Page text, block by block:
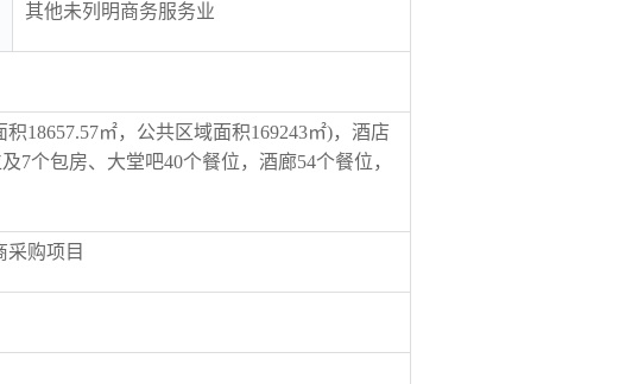
其他未列明商务服务业
18657.57㎡，公共区域面积169243㎡)，酒店
7个包房、大堂吧40个餐位，酒廊54个餐位，
采购项目